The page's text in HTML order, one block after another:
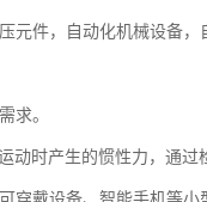
元件，自动化机械设备，
求。
动时产生的惯性力，通过